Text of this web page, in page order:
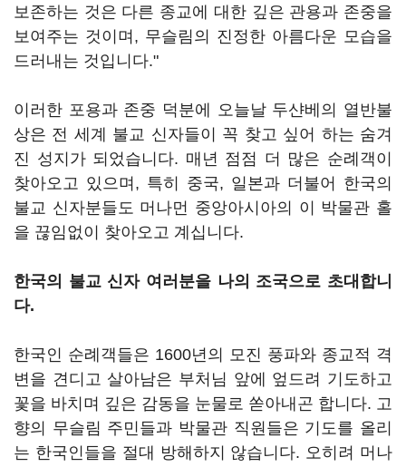
보존하는 것은 다른 종교에 대한 깊은 관용과 존중을
보여주는 것이며, 무슬림의 진정한 아름다운 모습을
드러내는 것입니다."
이러한 포용과 존중 덕분에 오늘날 두샨베의 열반불
상은 전 세계 불교 신자들이 꼭 찾고 싶어 하는 숨겨
진 성지가 되었습니다. 매년 점점 더 많은 순례객이
찾아오고 있으며, 특히 중국, 일본과 더불어 한국의
불교 신자분들도 머나먼 중앙아시아의 이 박물관 홀
을 끊임없이 찾아오고 계십니다.
한국의 불교 신자 여러분을 나의 조국으로 초대합니
다.
한국인 순례객들은 1600년의 모진 풍파와 종교적 격
변을 견디고 살아남은 부처님 앞에 엎드려 기도하고
꽃을 바치며 깊은 감동을 눈물로 쏟아내곤 합니다. 고
향의 무슬림 주민들과 박물관 직원들은 기도를 올리
는 한국인들을 절대 방해하지 않습니다. 오히려 머나